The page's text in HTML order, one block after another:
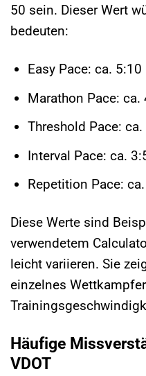
50 sein. Dieser Wert
bedeuten:
Easy Pace: ca.
Marathon Pace:
Threshold Pace:
Interval Pace: ca.
Repetition Pace:
Diese Werte sind
verwendetem
leicht variieren. Sie
einzelnes
Häufige
VDOT